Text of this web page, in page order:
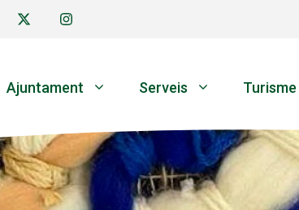
Ajuntament Serveis Turisme